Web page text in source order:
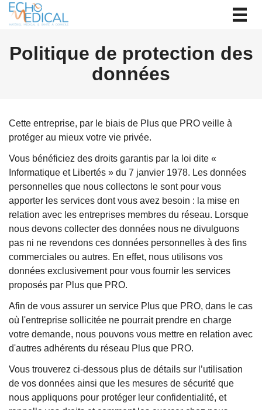
Politique de protection des
données
Cette entreprise, par le biais de Plus que PRO veille à
protéger au mieux votre vie privée.
Vous bénéficiez des droits garantis par la loi dite «
Informatique et Libertés » du 7 janvier 1978. Les données
personnelles que nous collectons le sont pour vous
apporter les services dont vous avez besoin : la mise en
relation avec les entreprises membres du réseau. Lorsque
nous devons collecter des données nous ne divulguons
pas ni ne revendons ces données personnelles à des fins
commerciales ou autres. En effet, nous utilisons vos
données exclusivement pour vous fournir les services
proposés par Plus que PRO.
Afin de vous assurer un service Plus que PRO, dans le cas
où l'entreprise sollicitée ne pourrait prendre en charge
votre demande, nous pouvons vous mettre en relation avec
d'autres adhérents du réseau Plus que PRO.
Vous trouverez ci-dessous plus de détails sur l’utilisation
de vos données ainsi que les mesures de sécurité que
nous appliquons pour protéger leur confidentialité, et